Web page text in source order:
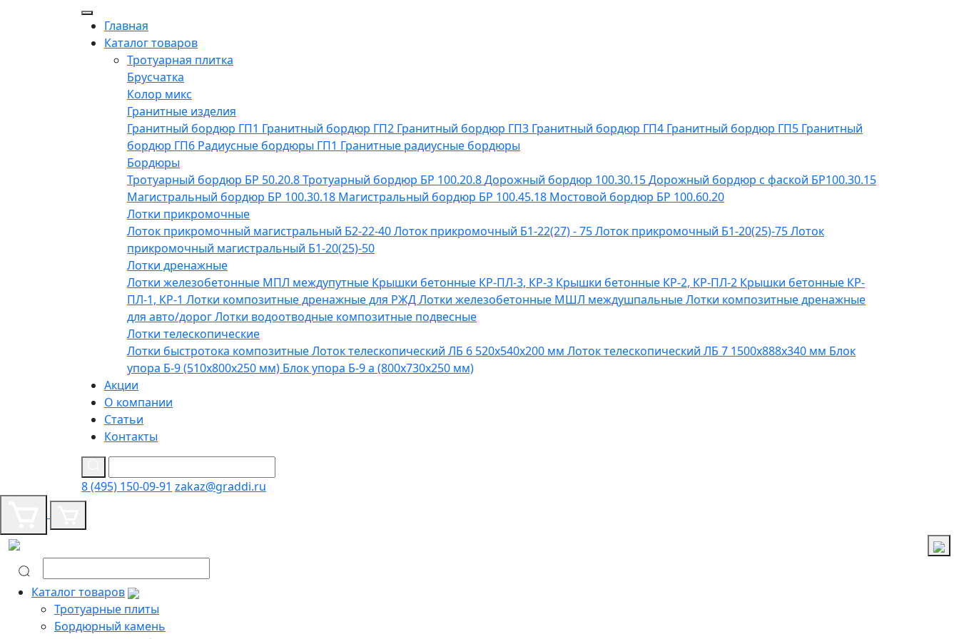
Главная
Каталог товаров
Тротуарная плитка
Брусчатка
Колор микс
Гранитные изделия
Гранитный бордюр ГП1 Гранитный бордюр ГП2 Гранитный бордюр ГП3 Гранитный бордюр ГП4 Гранитный бордюр ГП5 Гранитный
бордюр ГП6 Радиусные бордюры ГП1 Гранитные радиусные бордюры
Бордюры
Тротуарный бордюр БР 50.20.8Тротуарный бордюр БР 100.20.8Дорожный бордюр 100.30.15Дорожный бордюр с фаской БР100.30.15
Магистральный бордюр БР 100.30.18 Магистральный бордюр БР 100.45.18 Мостовой бордюр БР 100.60.20
Лотки прикромочные
Лоток прикромочный магистральный Б2-22-40Лоток прикромочный Б1-22(27) - 75Лоток прикромочный Б1-20(25)-75Лоток
прикромочный магистральный Б1-20(25)-50
Лотки дренажные
Лотки железобетонные МПЛ междупутные Крышки бетонные КР-ПЛ-3, КР-3 Крышки бетонные КР-2, КР-ПЛ-2 Крышки бетонные КР-
ПЛ-1, КР-1 Лотки композитные дренажные для РЖДЛотки железобетонные МШЛ междушпальныеЛотки композитные дренажные
для авто/дорогЛотки водоотводные композитные подвесные
Лотки телескопические
Лотки быстротока композитныеЛоток телескопический ЛБ 6 520х540х200 мм Лоток телескопический ЛБ 7 1500х888х340 мм Блок
упора Б-9 (510х800х250 мм) Блок упора Б-9 а (800х730х250 мм)
Акции
О компании
Статьи
Контакты
8 (495) 150-09-91 zakaz@graddi.ru
Каталог товаров
Тротуарные плиты
Бордюрный камень